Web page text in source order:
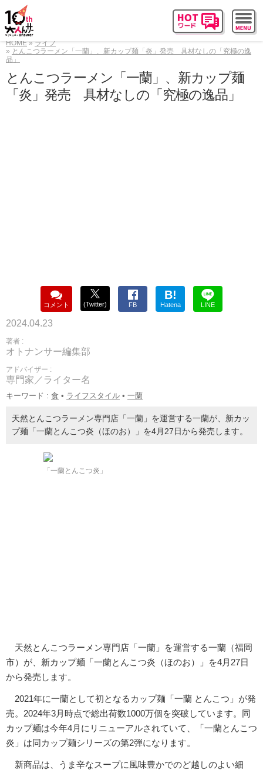
HOME
ライフ
とんこつラーメン「一蘭」、新カップ麺「炎」発売 具材なしの「究極の逸
品」
とんこつラーメン「一蘭」、新カップ麺
「炎」発売 具材なしの「究極の逸品」
コメント (Twitter) FB
B!
Hatena LINE
2024.04.23
著者 :
オトナンサー編集部
アドバイザー :
専門家／ライター名
キーワード : 食 • ライフスタイル • 一蘭
天然とんこつラーメン専門店「一蘭」を運営する一蘭が、新カッ
プ麺「一蘭とんこつ炎（ほのお）」を4月27日から発売します。
「一蘭とんこつ炎」
天然とんこつラーメン専門店「一蘭」を運営する一蘭（福岡
市）が、新カップ麺「一蘭とんこつ炎（ほのお）」を4月27日
から発売します。
2021年に一蘭として初となるカップ麺「一蘭 とんこつ」が発
売。2024年3月時点で総出荷数1000万個を突破しています。同
カップ麺は今年4月にリニューアルされていて、「一蘭とんこつ
炎」は同カップ麺シリーズの第2弾になります。
新商品は、うま辛なスープに風味豊かでのど越しのよい細